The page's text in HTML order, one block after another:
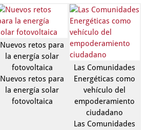
Nuevos retos para
la energía solar
fotovoltaica
Nuevos retos para
la energía solar
fotovoltaica
Las Comunidades
Energéticas como
vehículo del
empoderamiento
ciudadano
Las Comunidades